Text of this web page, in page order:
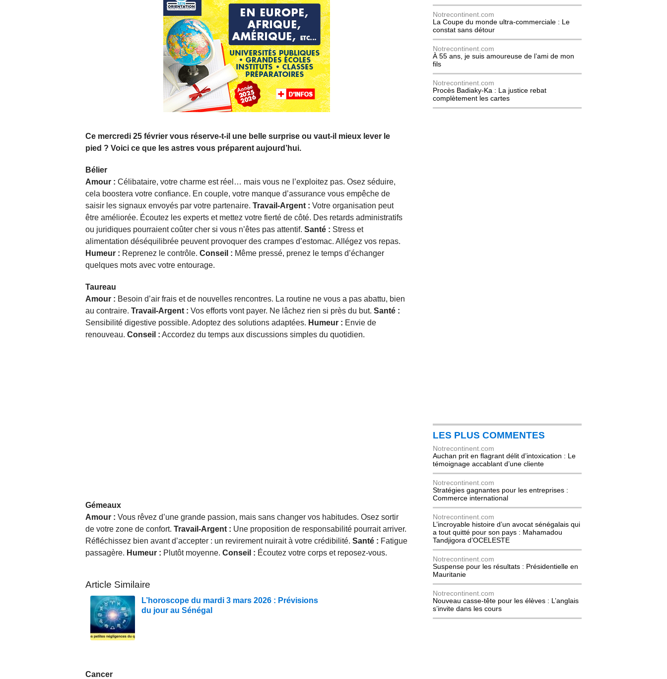
Ce mercredi 25 février vous réserve-t-il une belle surprise ou vaut-il mieux lever le
pied ? Voici ce que les astres vous préparent aujourd’hui.
Bélier
Amour : Célibataire, votre charme est réel… mais vous ne l’exploitez pas. Osez séduire,
cela boostera votre confiance. En couple, votre manque d’assurance vous empêche de
saisir les signaux envoyés par votre partenaire. Travail-Argent : Votre organisation peut
être améliorée. Écoutez les experts et mettez votre fierté de côté. Des retards administratifs
ou juridiques pourraient coûter cher si vous n’êtes pas attentif. Santé : Stress et
alimentation déséquilibrée peuvent provoquer des crampes d’estomac. Allégez vos repas.
Humeur : Reprenez le contrôle. Conseil : Même pressé, prenez le temps d’échanger
quelques mots avec votre entourage.
Taureau
Amour : Besoin d’air frais et de nouvelles rencontres. La routine ne vous a pas abattu, bien
au contraire. Travail-Argent : Vos efforts vont payer. Ne lâchez rien si près du but. Santé :
Sensibilité digestive possible. Adoptez des solutions adaptées. Humeur : Envie de
renouveau. Conseil : Accordez du temps aux discussions simples du quotidien.
Gémeaux
Amour : Vous rêvez d’une grande passion, mais sans changer vos habitudes. Osez sortir
de votre zone de confort. Travail-Argent : Une proposition de responsabilité pourrait arriver.
Réfléchissez bien avant d’accepter : un revirement nuirait à votre crédibilité. Santé : Fatigue
passagère. Humeur : Plutôt moyenne. Conseil : Écoutez votre corps et reposez-vous.
Article Similaire
L’horoscope du mardi 3 mars 2026 : Prévisions
du jour au Sénégal
Cancer
Notrecontinent.com
La Coupe du monde ultra-commerciale : Le
constat sans détour
Notrecontinent.com
À 55 ans, je suis amoureuse de l’ami de mon
fils
Notrecontinent.com
Procès Badiaky-Ka : La justice rebat
complètement les cartes
LES PLUS COMMENTES
Notrecontinent.com
Auchan prit en flagrant délit d’intoxication : Le
témoignage accablant d’une cliente
Notrecontinent.com
Stratégies gagnantes pour les entreprises :
Commerce international
Notrecontinent.com
L’incroyable histoire d’un avocat sénégalais qui
a tout quitté pour son pays : Mahamadou
Tandjigora d’OCELESTE
Notrecontinent.com
Suspense pour les résultats : Présidentielle en
Mauritanie
Notrecontinent.com
Nouveau casse-tête pour les élèves : L’anglais
s’invite dans les cours